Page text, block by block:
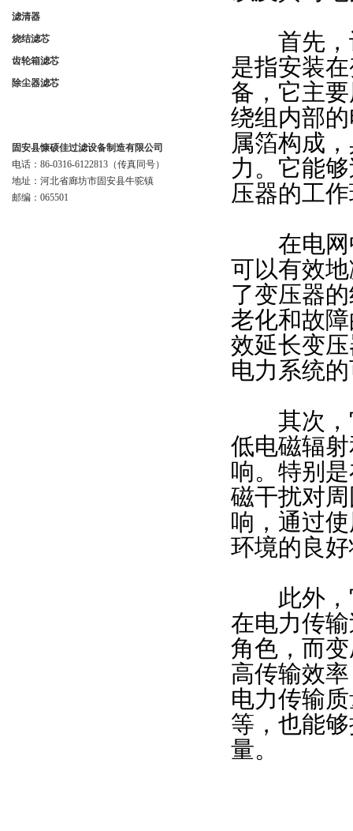
首先，让
是指安装
备，它主
绕组内部
属箔构成
力。它能
压器的工
在电网中
可以有效
了变压器
老化和故
效延长变
电力系统
其次，它
低电磁辐
响。特别
磁干扰对
响，通过
环境的良
此外，它
在电力传
角色，而
高传输效
电力传输
等，也能
量。
滤清器
烧结滤芯
齿轮箱滤芯
除尘器滤芯
固安县慷硕佳过滤设备制造有限公司
电话：86-0316-6122813（传真同号）
地址：河北省廊坊市固安县牛驼镇
邮编：065501